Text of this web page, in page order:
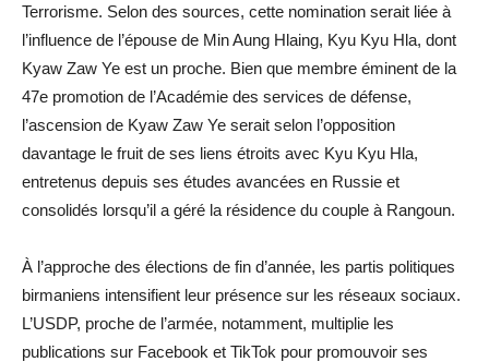
Terrorisme. Selon des sources, cette nomination serait liée à
l’influence de l’épouse de Min Aung Hlaing, Kyu Kyu Hla, dont
Kyaw Zaw Ye est un proche. Bien que membre éminent de la
47e promotion de l’Académie des services de défense,
l’ascension de Kyaw Zaw Ye serait selon l’opposition
davantage le fruit de ses liens étroits avec Kyu Kyu Hla,
entretenus depuis ses études avancées en Russie et
consolidés lorsqu’il a géré la résidence du couple à Rangoun.
À l’approche des élections de fin d’année, les partis politiques
birmaniens intensifient leur présence sur les réseaux sociaux.
L’USDP, proche de l’armée, notamment, multiplie les
publications sur Facebook et TikTok pour promouvoir ses